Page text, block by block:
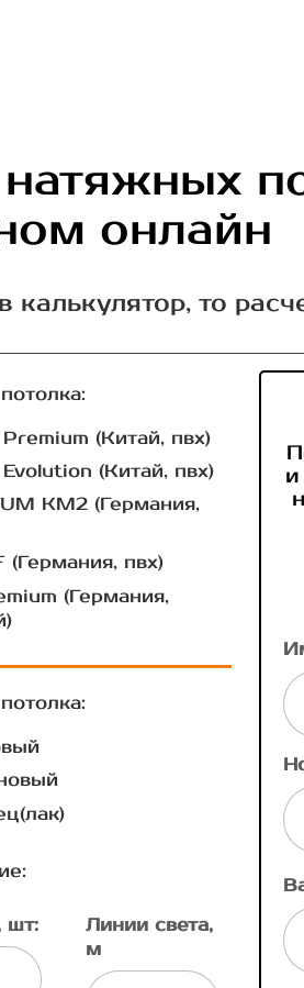
онлайн
то
(Китай, пвх)
(Китай, пвх)
КМ2 (Германия,
(Германия, пвх)
(Германия,
шт:
Линии света,
м
и